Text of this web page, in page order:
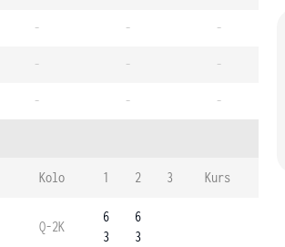
- - -
- - -
- - -
Kolo 1 2 3 Kurs
Q-2K
6
3
6
3